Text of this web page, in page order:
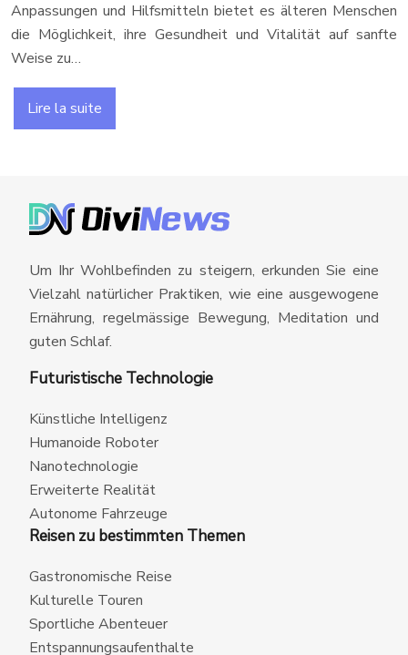
Anpassungen und Hilfsmitteln bietet es älteren Menschen
die Möglichkeit, ihre Gesundheit und Vitalität auf sanfte
Weise zu…
Lire la suite
Um Ihr Wohlbefinden zu steigern, erkunden Sie eine
Vielzahl natürlicher Praktiken, wie eine ausgewogene
Ernährung, regelmässige Bewegung, Meditation und
guten Schlaf.
Futuristische Technologie
Künstliche Intelligenz
Humanoide Roboter
Nanotechnologie
Erweiterte Realität
Autonome Fahrzeuge
Reisen zu bestimmten Themen
Gastronomische Reise
Kulturelle Touren
Sportliche Abenteuer
Entspannungsaufenthalte